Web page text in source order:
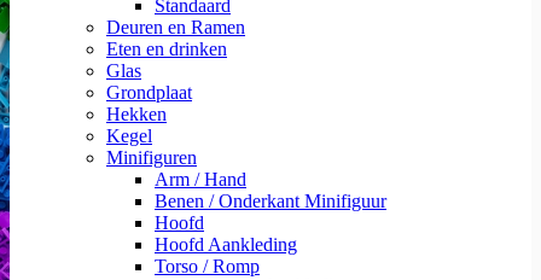
Standaard
Deuren en Ramen
Eten en drinken
Glas
Grondplaat
Hekken
Kegel
Minifiguren
Arm / Hand
Benen / Onderkant Minifiguur
Hoofd
Hoofd Aankleding
Torso / Romp